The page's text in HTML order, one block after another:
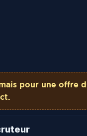
pour une offre